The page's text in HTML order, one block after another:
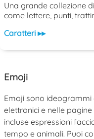
Una grande collezione
come lettere, punti,
Caratteri ▸▸
Emoji
Emoji sono ideogrammi
elettronici e nelle pagine
incluse espressioni
tempo e animali. Puoi